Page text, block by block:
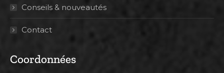
Conseils & nouveautés
Contact
Coordonnées